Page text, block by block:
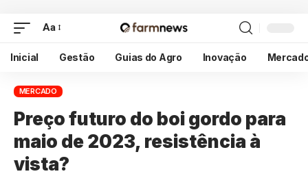
Aa
Inicial Gestão Guias do Agro Inovação
MERCADO
Preço futuro do boi gordo para
maio de 2023, resistência à
vista?